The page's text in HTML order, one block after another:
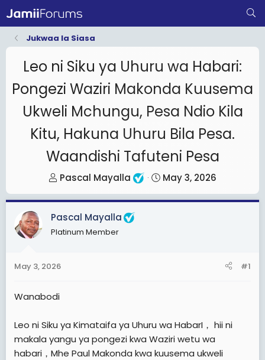
Jukwaa la Siasa
Leo ni Siku ya Uhuru wa Habari:
Pongezi Waziri Makonda Kuusema
Ukweli Mchungu, Pesa Ndio Kila
Kitu, Hakuna Uhuru Bila Pesa.
Waandishi Tafuteni Pesa
T
h
r
e
a
s
e
r
Pascal Mayalla
S
t
a
May 3, 2026
Pascal Mayalla
Platinum Member
May 3, 2026 #1
Wanabodi
Leo ni Siku ya Kimataifa ya Uhuru wa HabarI， hii ni
makala yangu ya pongezi kwa Waziri wetu wa
habari，Mhe Paul Makonda kwa kuusema ukweli